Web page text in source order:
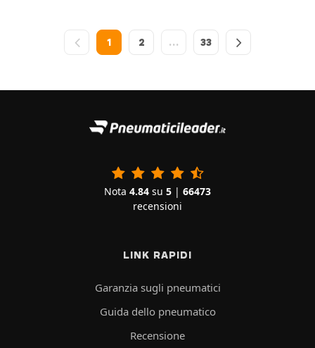
1 2 … 33
Nota 4.84 su 5 | 66473
recensioni
LINK RAPIDI
Garanzia sugli pneumatici
Guida dello pneumatico
Recensione